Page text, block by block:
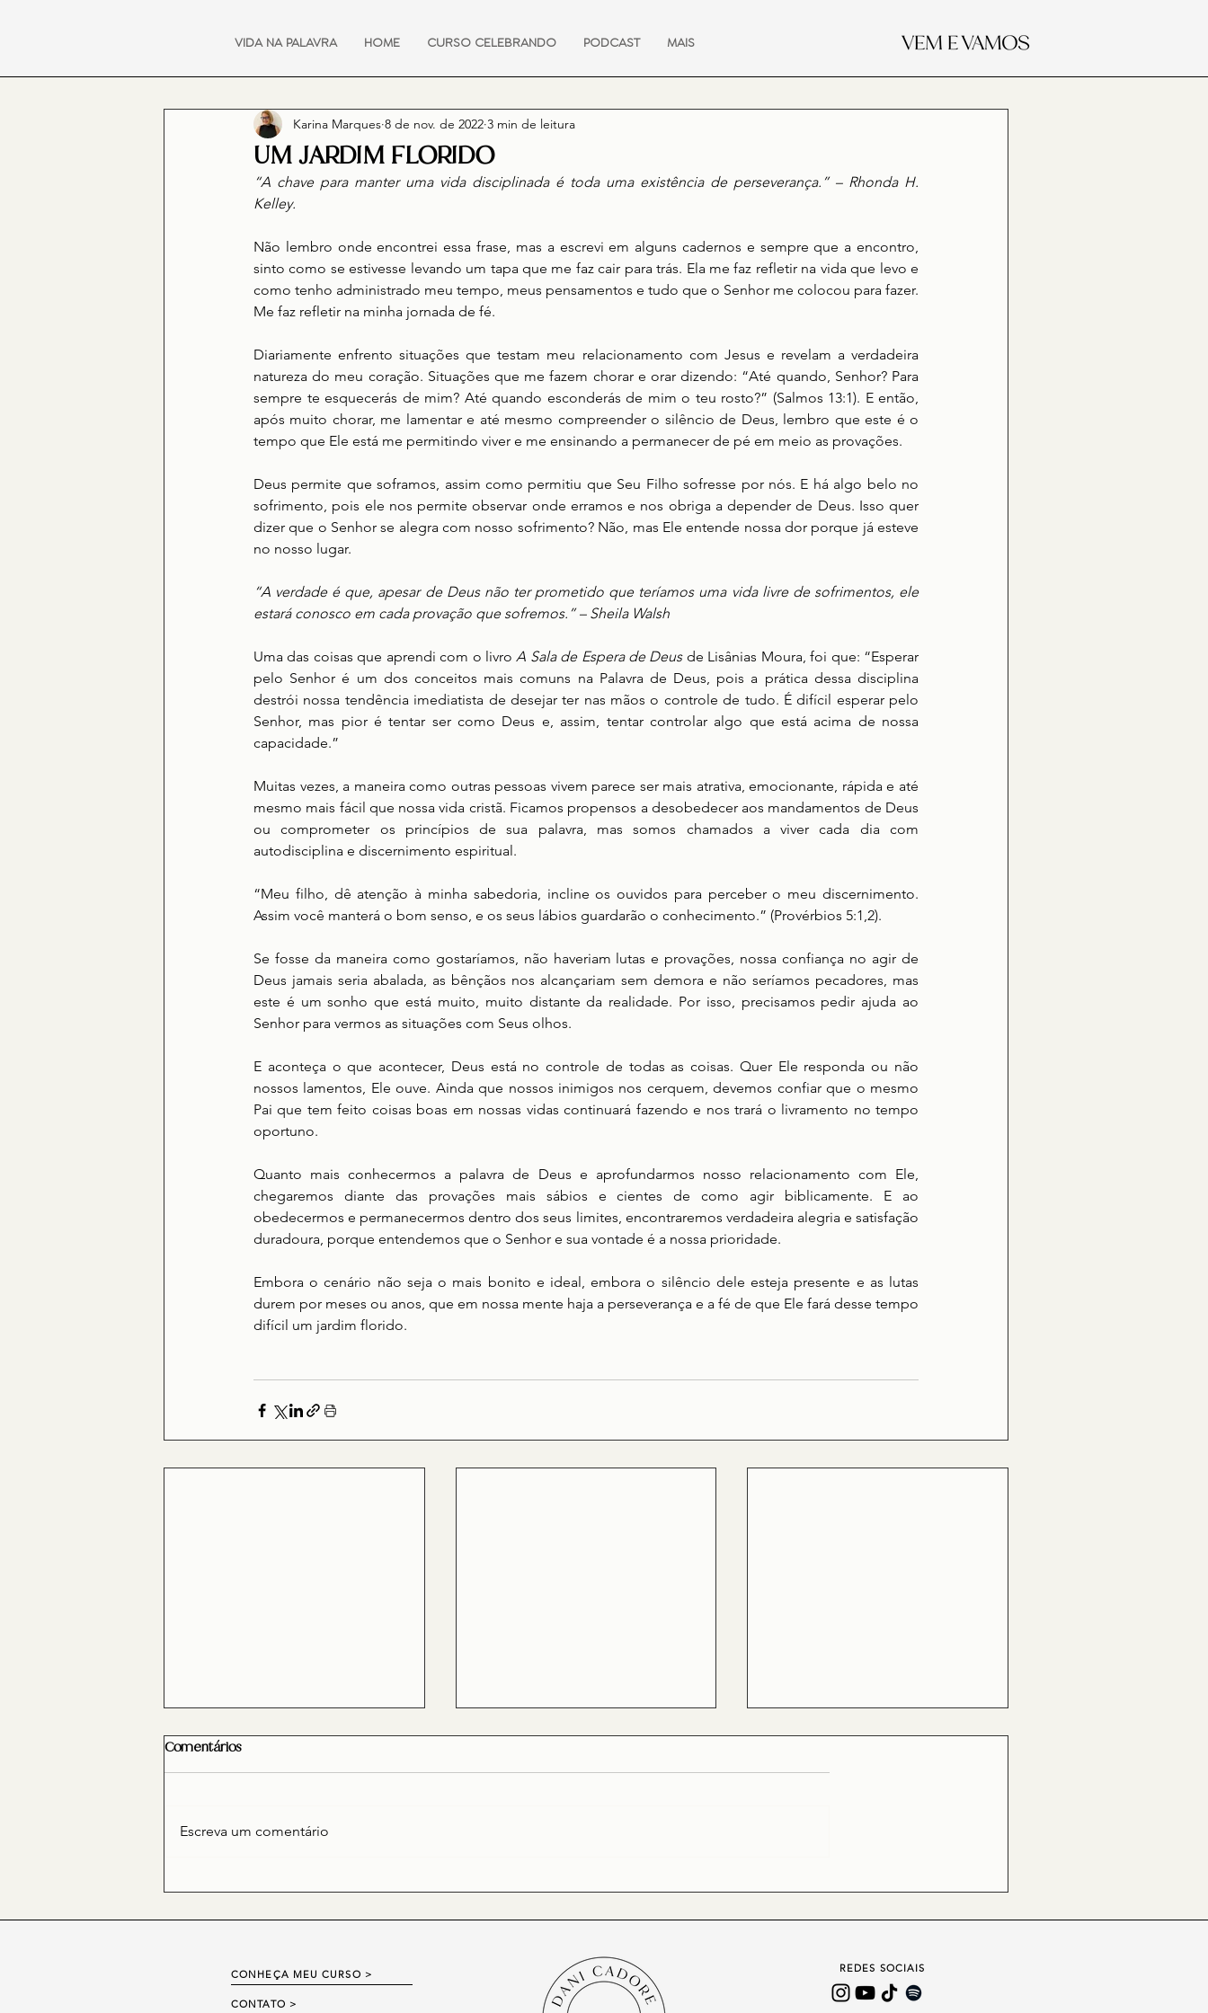
VIDA NA PALAVRA HOME CURSO CELEBRANDO PODCAST MAIS
UM JARDIM FLORIDO
Karina Marques 8 de nov. de 2022 3 min de leitura
“A chave para manter uma vida disciplinada é toda uma existência de perseverança.” – Rhonda H.
Kelley.
Não lembro onde encontrei essa frase, mas a escrevi em alguns cadernos e sempre que a encontro,
sinto como se estivesse levando um tapa que me faz cair para trás. Ela me faz refletir na vida que levo e
como tenho administrado meu tempo, meus pensamentos e tudo que o Senhor me colocou para fazer.
Me faz refletir na minha jornada de fé.
Diariamente enfrento situações que testam meu relacionamento com Jesus e revelam a verdadeira
natureza do meu coração. Situações que me fazem chorar e orar dizendo: “Até quando, Senhor? Para
sempre te esquecerás de mim? Até quando esconderás de mim o teu rosto?” (Salmos 13:1). E então,
após muito chorar, me lamentar e até mesmo compreender o silêncio de Deus, lembro que este é o
tempo que Ele está me permitindo viver e me ensinando a permanecer de pé em meio as provações.
Deus permite que soframos, assim como permitiu que Seu Filho sofresse por nós. E há algo belo no
sofrimento, pois ele nos permite observar onde erramos e nos obriga a depender de Deus. Isso quer
dizer que o Senhor se alegra com nosso sofrimento? Não, mas Ele entende nossa dor porque já esteve
no nosso lugar.
“A verdade é que, apesar de Deus não ter prometido que teríamos uma vida livre de sofrimentos, ele
estará conosco em cada provação que sofremos.” – Sheila Walsh
Uma das coisas que aprendi com o livro A Sala de Espera de Deus de Lisânias Moura, foi que: “Esperar
pelo Senhor é um dos conceitos mais comuns na Palavra de Deus, pois a prática dessa disciplina
destrói nossa tendência imediatista de desejar ter nas mãos o controle de tudo. É difícil esperar pelo
Senhor, mas pior é tentar ser como Deus e, assim, tentar controlar algo que está acima de nossa
capacidade.”
Muitas vezes, a maneira como outras pessoas vivem parece ser mais atrativa, emocionante, rápida e até
mesmo mais fácil que nossa vida cristã. Ficamos propensos a desobedecer aos mandamentos de Deus
ou comprometer os princípios de sua palavra, mas somos chamados a viver cada dia com
autodisciplina e discernimento espiritual.
“Meu filho, dê atenção à minha sabedoria, incline os ouvidos para perceber o meu discernimento.
Assim você manterá o bom senso, e os seus lábios guardarão o conhecimento.” (Provérbios 5:1,2).
Se fosse da maneira como gostaríamos, não haveriam lutas e provações, nossa confiança no agir de
Deus jamais seria abalada, as bênçãos nos alcançariam sem demora e não seríamos pecadores, mas
este é um sonho que está muito, muito distante da realidade. Por isso, precisamos pedir ajuda ao
Senhor para vermos as situações com Seus olhos.
E aconteça o que acontecer, Deus está no controle de todas as coisas. Quer Ele responda ou não
nossos lamentos, Ele ouve. Ainda que nossos inimigos nos cerquem, devemos confiar que o mesmo
Pai que tem feito coisas boas em nossas vidas continuará fazendo e nos trará o livramento no tempo
oportuno.
Quanto mais conhecermos a palavra de Deus e aprofundarmos nosso relacionamento com Ele,
chegaremos diante das provações mais sábios e cientes de como agir biblicamente. E ao
obedecermos e permanecermos dentro dos seus limites, encontraremos verdadeira alegria e satisfação
duradoura, porque entendemos que o Senhor e sua vontade é a nossa prioridade.
Embora o cenário não seja o mais bonito e ideal, embora o silêncio dele esteja presente e as lutas
durem por meses ou anos, que em nossa mente haja a perseverança e a fé de que Ele fará desse tempo
difícil um jardim florido.
Comentários
Escreva um comentário
CONHEÇA MEU CURSO >
CONTATO >
REDES SOCIAIS